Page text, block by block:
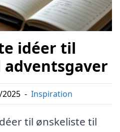
idéer til
- Inspiration
til ønskeliste til